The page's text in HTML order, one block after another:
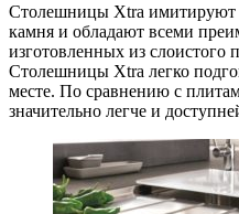
Столешницы Xtra имитируют
камня и обладают всеми
изготовленных из слоистого
Столешницы Xtra легко
месте. По сравнению с
значительно легче и